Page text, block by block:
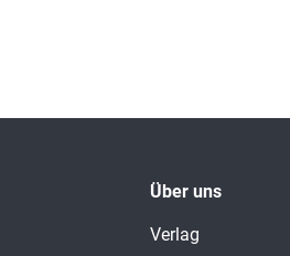
Über uns
Verlag